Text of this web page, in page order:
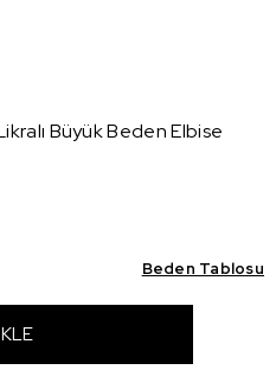
Büyük Beden Elbise
Beden Tablosu